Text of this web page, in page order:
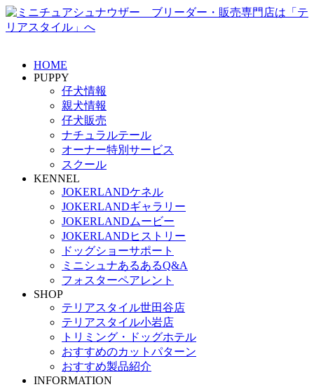
HOME
PUPPY
仔犬情報
親犬情報
仔犬販売
ナチュラルテール
オーナー特別サービス
スクール
KENNEL
JOKERLANDケネル
JOKERLANDギャラリー
JOKERLANDムービー
JOKERLANDヒストリー
ドッグショーサポート
ミニシュナあるあるQ&A
フォスターペアレント
SHOP
テリアスタイル世田谷店
テリアスタイル小岩店
トリミング・ドッグホテル
おすすめのカットパターン
おすすめ製品紹介
INFORMATION